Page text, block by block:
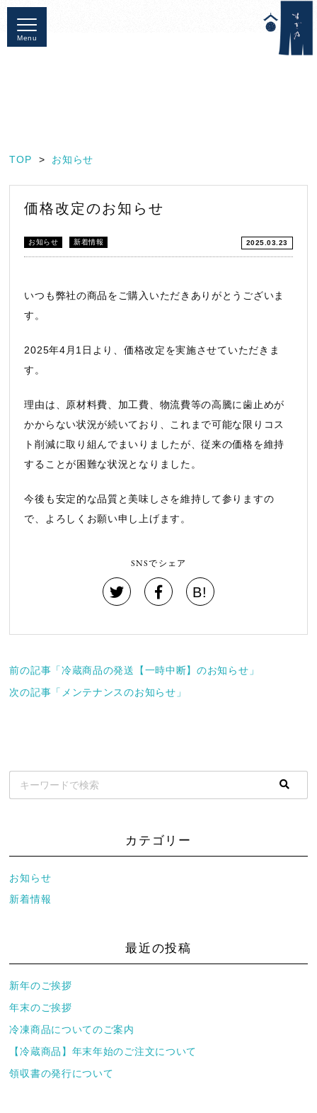
Menu
TOP お知らせ
価格改定のお知らせ
お知らせ 新着情報 2025.03.23
いつも弊社の商品をご購入いただきありがとうございま
す。
2025年4月1日より、価格改定を実施させていただきま
す。
理由は、原材料費、加工費、物流費等の高騰に歯止めが
かからない状況が続いており、これまで可能な限りコス
ト削減に取り組んでまいりましたが、従来の価格を維持
することが困難な状況となりました。
今後も安定的な品質と美味しさを維持して参りますの
で、よろしくお願い申し上げます。
SNSでシェア
B!
前の記事「冷蔵商品の発送【一時中断】のお知らせ」
次の記事「メンテナンスのお知らせ」
カテゴリー
お知らせ
新着情報
最近の投稿
新年のご挨拶
年末のご挨拶
冷凍商品についてのご案内
【冷蔵商品】年末年始のご注文について
領収書の発行について